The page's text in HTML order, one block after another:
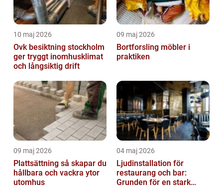
10 maj 2026
Ovk besiktning stockholm
ger tryggt inomhusklimat
och långsiktig drift
09 maj 2026
Bortforsling möbler i
praktiken
09 maj 2026
Plattsättning så skapar du
hållbara och vackra ytor
utomhus
04 maj 2026
Ljudinstallation för
restaurang och bar:
Grunden för en stark